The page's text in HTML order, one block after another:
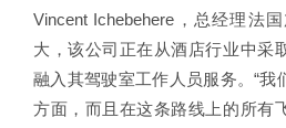
Vincent Ichebehere，总经理法
大，该公司正在从酒店行业中采
融入其驾驶室工作人员服务。“我
方面，而且在这条路线上的所有